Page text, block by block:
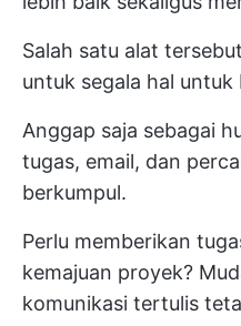
Salah satu alat
untuk segala hal untuk
Anggap saja sebagai
tugas, email, dan
berkumpul.
Perlu memberikan
kemajuan proyek?
komunikasi tertulis